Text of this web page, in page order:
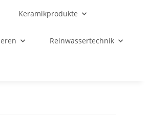
Keramikprodukte
Reinwassertechnik